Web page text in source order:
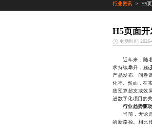
行业资讯 > H5
H5页面
更新时间 2026-
近年来，随着
求持续攀升， H5
产品发布、问卷
化率。然而，在
致预算超支或效
进数字化项目的
行业趋势驱
当前，无论是
的新路径。相比